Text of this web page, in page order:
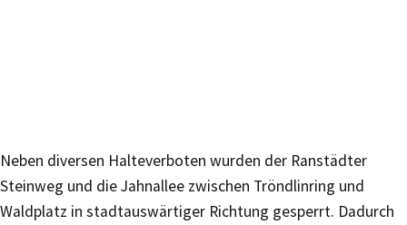
Neben diversen Halteverboten wurden der Ranstädter
Steinweg und die Jahnallee zwischen Tröndlinring und
Waldplatz in stadtauswärtiger Richtung gesperrt. Dadurch